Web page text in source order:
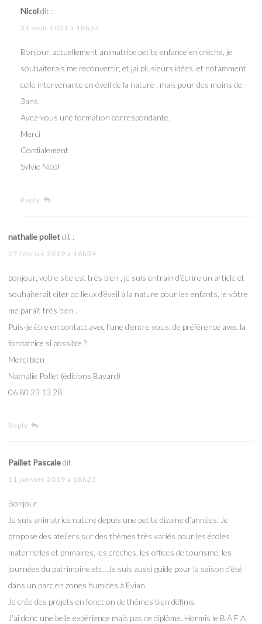
Nicoldit :
31 août 2021 à 18h34
Bonjour, actuellement animatrice petite enfance en crèche, je
souhaiterais me reconvertir, et jai plusieurs idées, et notamment
celle intervenante en éveil de la nature , mais pour des moins de
3ans.
Avez-vous une formation correspondante.
Merci
Cordialement
Sylvie Nicol
Reply
nathalie polletdit :
27 février 2019 à 16h34
bonjour, votre site est très bien , je suis entrain d’écrire un article et
souhaiterait citer qq lieux d’éveil à la nature pour les enfants, le vôtre
me paraît très bien ..
Puis-je être en contact avec l’une d’entre vous, de préférence avec la
fondatrice si possible ?
Merci bien
Nathalie Pollet (éditions Bayard)
06 80 23 13 28
Reply
Paillet Pascaledit :
11 janvier 2019 à 18h23
Bonjour
Je suis animatrice nature depuis une petite dizaine d’années. Je
propose des ateliers sur des thèmes très variés pour les écoles
maternelles et primaires, les crèches, les offices de tourisme, les
journées du patrimoine etc…Je suis aussi guide pour la saison d’été
dans un parc en zones humides à Evian.
Je crée des projets en fonction de thèmes bien définis.
J’ai donc une belle expérience mais pas de diplôme. Hormis le B A F A